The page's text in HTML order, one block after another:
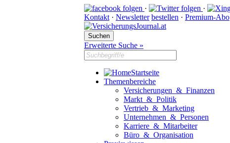
· ·
Kontakt · Newsletter bestellen · Premium-Abo
Erweiterte Suche »
Startseite
Themenbereiche
Versicherungen & Finanzen
Markt & Politik
Vertrieb & Marketing
Unternehmen & Personen
Karriere & Mitarbeiter
Büro & Organisation